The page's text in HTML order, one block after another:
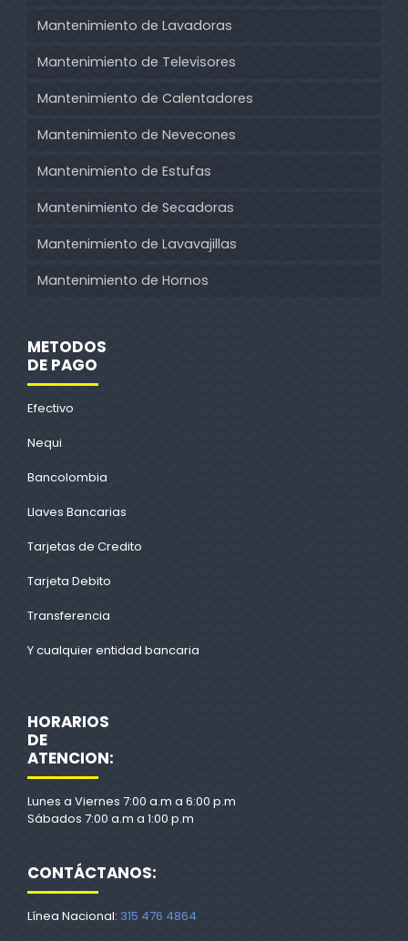
Mantenimiento de Lavadoras
Mantenimiento de Televisores
Mantenimiento de Calentadores
Mantenimiento de Nevecones
Mantenimiento de Estufas
Mantenimiento de Secadoras
Mantenimiento de Lavavajillas
Mantenimiento de Hornos
METODOS
DE PAGO
Efectivo
Nequi
Bancolombia
Llaves Bancarias
Tarjetas de Credito
Tarjeta Debito
Transferencia
Y cualquier entidad bancaria
HORARIOS
DE
ATENCION:
Lunes a Viernes 7:00 a.m a 6:00 p.m
Sábados 7:00 a.m a 1:00 p.m
CONTÁCTANOS:
Línea Nacional: 315 476 4864